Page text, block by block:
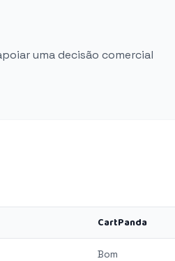
uma decisão comercial
CartPanda
Bom